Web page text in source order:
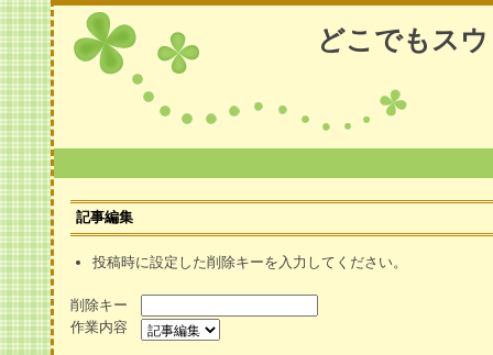
どこでもス
記事編集
投稿時に設定した削除キーを入力してください。
削除キー
作業内容